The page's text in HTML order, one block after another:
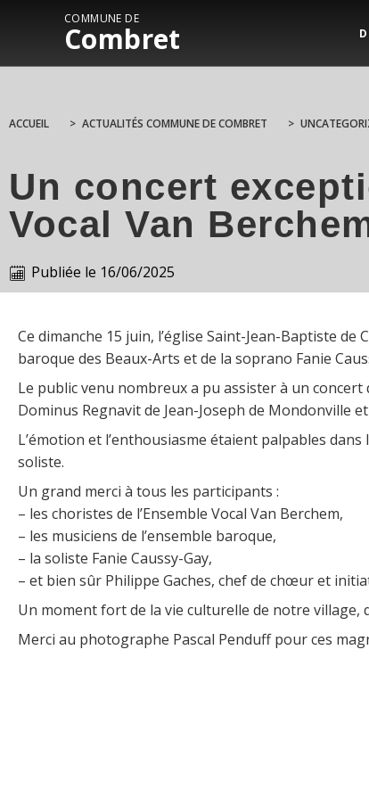
COMMUNE DE
Combret
ACCUEIL > ACTUALITÉS COMMUNE DE COMBRET >
Un concert
Vocal Van
Publiée le 16/06/2025
Ce dimanche 15 juin, l’église Saint-Jean-Baptiste
baroque des Beaux-Arts et de la soprano Fanie
Le public venu nombreux a pu assister à un
Dominus Regnavit de Jean-Joseph de Mondonville
L’émotion et l’enthousiasme étaient palpables
soliste.
Un grand merci à tous les participants :
– les choristes de l’Ensemble Vocal Van Berchem,
– les musiciens de l’ensemble baroque,
– la soliste Fanie Caussy-Gay,
– et bien sûr Philippe Gaches, chef de chœur et
Un moment fort de la vie culturelle de notre
Merci au photographe Pascal Penduff pour ces